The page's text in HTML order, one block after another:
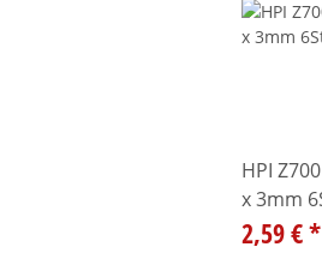
HPI
x 3mm
2,59 €*